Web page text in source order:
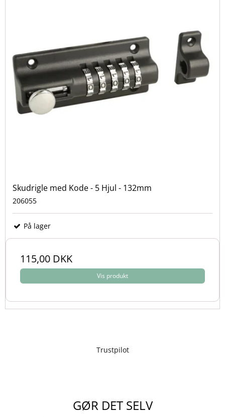
Skudrigle med Kode - 5 Hjul - 132mm
206055
På lager
115,00 DKK
Vis produkt
Trustpilot
GØR DET SELV